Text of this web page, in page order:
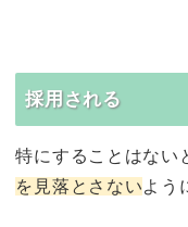
採用される
特にすることはない
を見落とさないよう